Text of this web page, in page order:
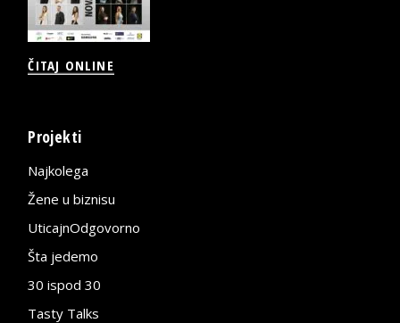
ČITAJ ONLINE
Projekti
Najkolega
Žene u biznisu
UticajnOdgovorno
Šta jedemo
30 ispod 30
Tasty Talks